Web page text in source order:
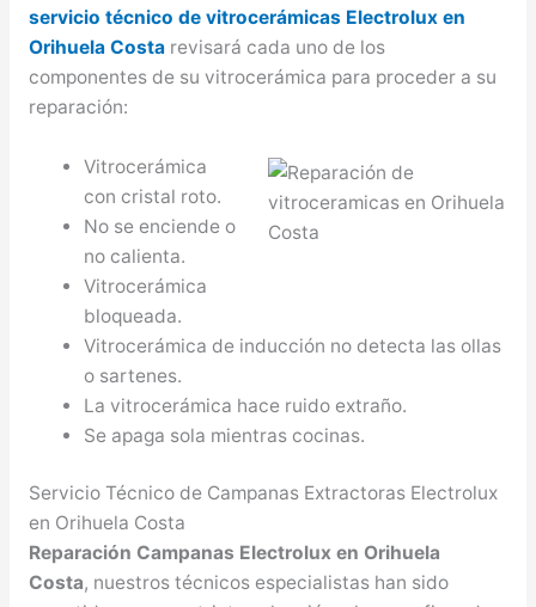
servicio técnico de vitrocerámicas Electrolux en
Orihuela Costarevisará cada uno de los
componentes de su vitrocerámica para proceder a su
reparación:
Vitrocerámica
con cristal roto.
No se enciende o
no calienta.
Vitrocerámica
bloqueada.
Vitrocerámica de inducción no detecta las ollas
o sartenes.
La vitrocerámica hace ruido extraño.
Se apaga sola mientras cocinas.
Servicio Técnico de Campanas Extractoras Electrolux
en Orihuela Costa
Reparación Campanas Electrolux en Orihuela
Costa, nuestros técnicos especialistas han sido